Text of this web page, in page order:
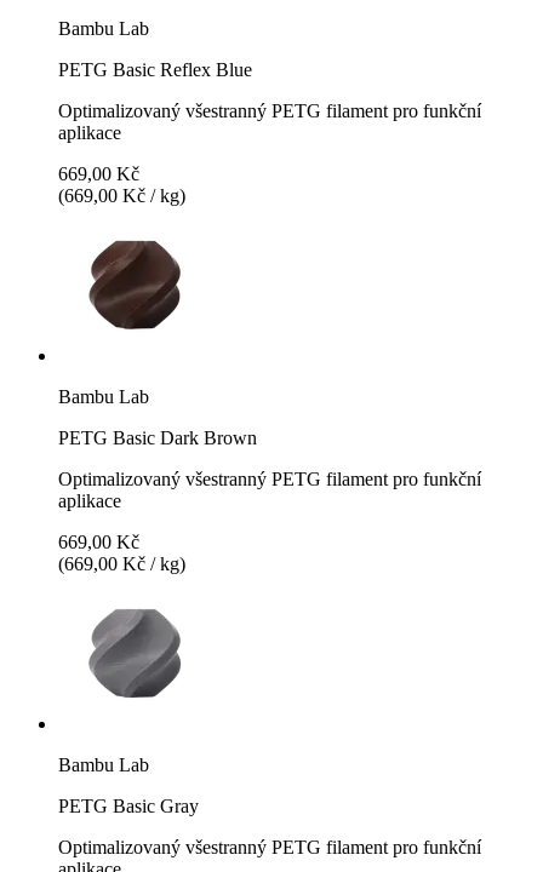
Bambu Lab
PETG Basic Reflex Blue
Optimalizovaný všestranný PETG filament pro funkční
aplikace
669,00 Kč
(669,00 Kč / kg)
Bambu Lab
PETG Basic Dark Brown
Optimalizovaný všestranný PETG filament pro funkční
aplikace
669,00 Kč
(669,00 Kč / kg)
Bambu Lab
PETG Basic Gray
Optimalizovaný všestranný PETG filament pro funkční